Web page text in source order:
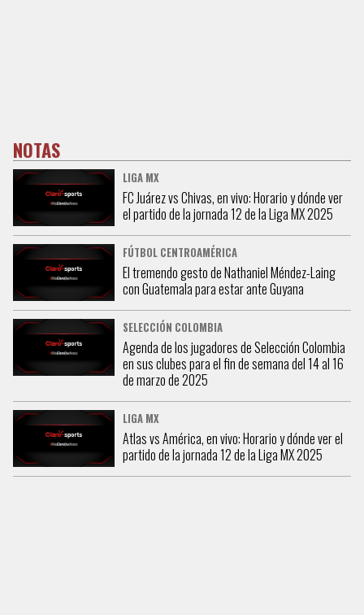
NOTAS
LIGA MX
FC Juárez vs Chivas, en vivo: Horario y dónde ver
el partido de la jornada 12 de la Liga MX 2025
FÚTBOL CENTROAMÉRICA
El tremendo gesto de Nathaniel Méndez-Laing
con Guatemala para estar ante Guyana
SELECCIÓN COLOMBIA
Agenda de los jugadores de Selección Colombia
en sus clubes para el fin de semana del 14 al 16
de marzo de 2025
LIGA MX
Atlas vs América, en vivo: Horario y dónde ver el
partido de la jornada 12 de la Liga MX 2025